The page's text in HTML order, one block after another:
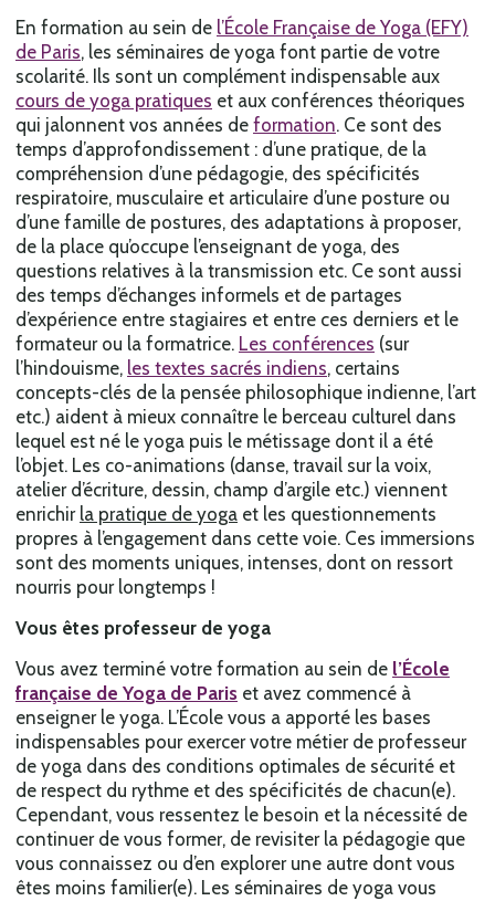
En formation au sein de l’École Française de Yoga (EFY)
de Paris, les séminaires de yoga font partie de votre
scolarité. Ils sont un complément indispensable aux
cours de yoga pratiques et aux conférences théoriques
qui jalonnent vos années de formation. Ce sont des
temps d’approfondissement : d’une pratique, de la
compréhension d’une pédagogie, des spécificités
respiratoire, musculaire et articulaire d’une posture ou
d’une famille de postures, des adaptations à proposer,
de la place qu’occupe l’enseignant de yoga, des
questions relatives à la transmission etc. Ce sont aussi
des temps d’échanges informels et de partages
d’expérience entre stagiaires et entre ces derniers et le
formateur ou la formatrice. Les conférences (sur
l’hindouisme, les textes sacrés indiens, certains
concepts-clés de la pensée philosophique indienne, l’art
etc.) aident à mieux connaître le berceau culturel dans
lequel est né le yoga puis le métissage dont il a été
l’objet. Les co-animations (danse, travail sur la voix,
atelier d’écriture, dessin, champ d’argile etc.) viennent
enrichir la pratique de yoga et les questionnements
propres à l’engagement dans cette voie. Ces immersions
sont des moments uniques, intenses, dont on ressort
nourris pour longtemps !
Vous êtes professeur de yoga
Vous avez terminé votre formation au sein de l’École
française de Yoga de Paris et avez commencé à
enseigner le yoga. L’École vous a apporté les bases
indispensables pour exercer votre métier de professeur
de yoga dans des conditions optimales de sécurité et
de respect du rythme et des spécificités de chacun(e).
Cependant, vous ressentez le besoin et la nécessité de
continuer de vous former, de revisiter la pédagogie que
vous connaissez ou d’en explorer une autre dont vous
êtes moins familier(e). Les séminaires de yoga vous